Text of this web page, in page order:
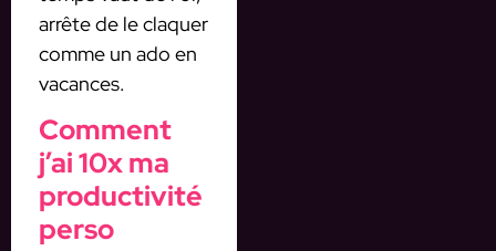
arrête de le claquer
comme un ado en
vacances.
Comment
j’ai 10x ma
productivité
perso